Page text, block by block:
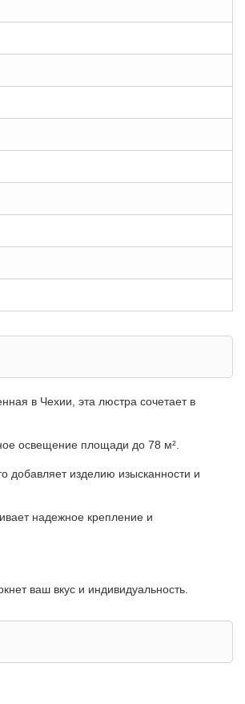
в Чехии, эта люстра сочетает в
освещение площади до 78 м².
добавляет изделию изысканности и
надежное крепление и
ваш вкус и индивидуальность.